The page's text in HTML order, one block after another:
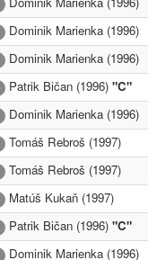
Dominik Marienka (1996)
Dominik Marienka (1996)
Patrik Bičan (1996) "C"
Dominik Marienka (1996)
Tomáš Rebroš (1997)
Tomáš Rebroš (1997)
Matúš Kukaň (1997)
Patrik Bičan (1996) "C"
Dominik Marienka (1996)